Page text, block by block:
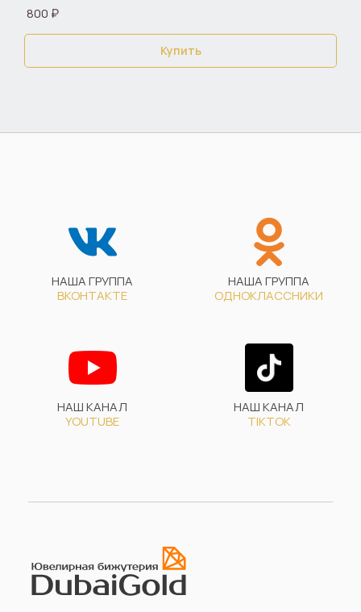
800 ₽
Купить
НАША ГРУППА
ВКОНТАКТЕ
НАША ГРУППА
ОДНОКЛАССНИКИ
НАШ КАНАЛ
YOUTUBE
НАШ КАНАЛ
TIKTOK